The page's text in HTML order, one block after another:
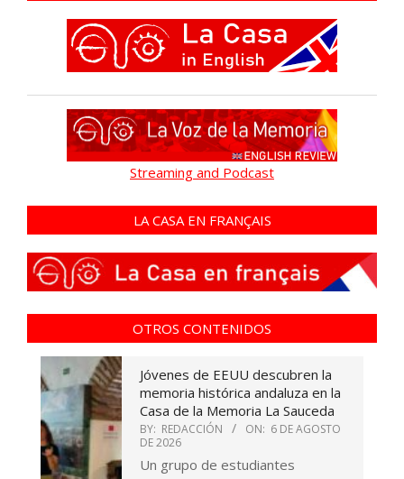
Streaming and Podcast
LA CASA EN FRANÇAIS
OTROS CONTENIDOS
Jóvenes de EEUU descubren la
memoria histórica andaluza en la
Casa de la Memoria La Sauceda
BY: REDACCIÓN ON: 6 DE AGOSTO
DE 2026
Un grupo de estudiantes